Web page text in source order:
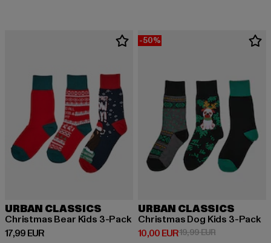
URBAN CLASSICS
Christmas Bear Kids 3-Pack
17,99 EUR
Derzeitiger Preis: 17,99 EUR
-50%
URBAN CLASSICS
Christmas Dog Kids 3-Pack
10,00 EUR
Derzeitiger Preis: 10,00 EUR
19,99 EURAktionspreis: